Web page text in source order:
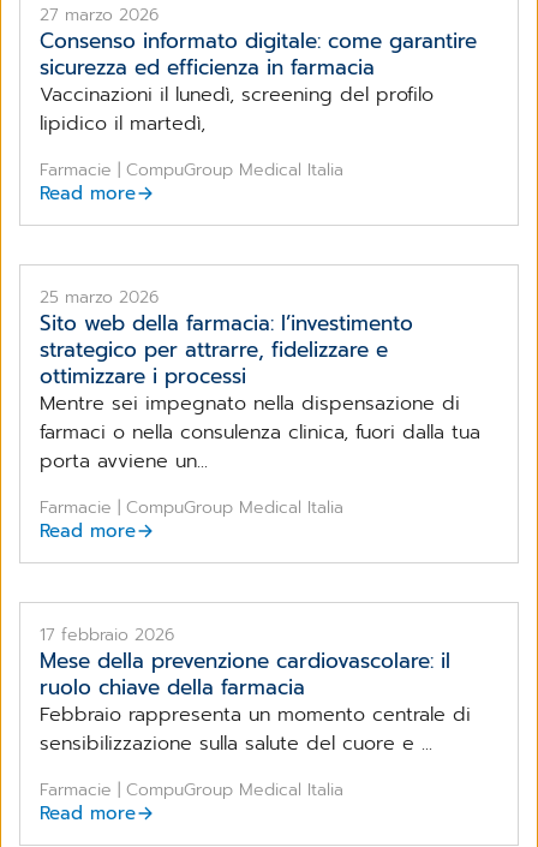
27 marzo 2026
Consenso informato digitale: come garantire
sicurezza ed efficienza in farmacia
Vaccinazioni il lunedì, screening del profilo
lipidico il martedì,
Farmacie | CompuGroup Medical Italia
Read more
25 marzo 2026
Sito web della farmacia: l’investimento
strategico per attrarre, fidelizzare e
ottimizzare i processi
Mentre sei impegnato nella dispensazione di
farmaci o nella consulenza clinica, fuori dalla tua
porta avviene un...
Farmacie | CompuGroup Medical Italia
Read more
17 febbraio 2026
Mese della prevenzione cardiovascolare: il
ruolo chiave della farmacia
Febbraio rappresenta un momento centrale di
sensibilizzazione sulla salute del cuore e ...
Farmacie | CompuGroup Medical Italia
Read more